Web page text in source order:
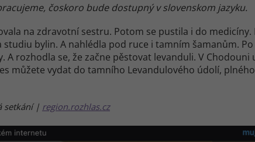
čoskoro bude dostupný v slovenskom jazyku.
na zdravotní sestru. Potom se pustila i do medicíny.
studiu bylin. A nahlédla pod ruce i tamním šamanům.
A rozhodla se, že začne pěstovat levanduli. V
můžete vydat do tamního Levandulového údolí,
setkání | region.rozhlas.cz